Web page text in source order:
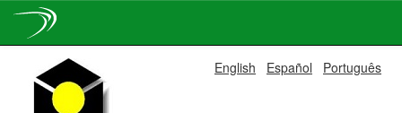
navigation
English Español Português